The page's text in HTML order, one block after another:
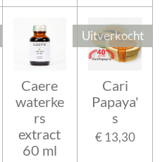
Caere
waterke
rs
extract
60 ml
Uitverkocht
Cari
Papaya'
s
€ 13,30